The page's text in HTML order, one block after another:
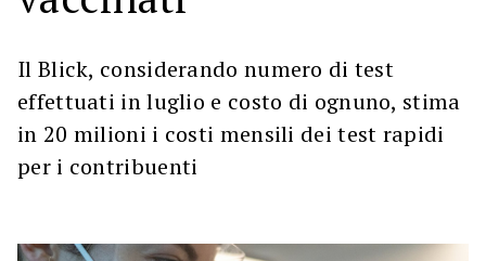
Il Blick, considerando numero di test
effettuati in luglio e costo di ognuno, stima
in 20 milioni i costi mensili dei test rapidi
per i contribuenti